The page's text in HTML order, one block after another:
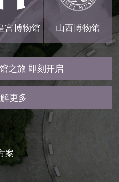
宫博物馆 山西博物馆
之旅 即刻开启
更多
案